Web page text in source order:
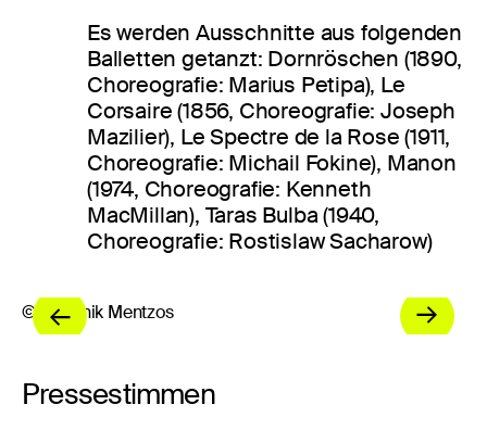
Es werden Ausschnitte aus folgenden
Balletten getanzt: Dornröschen (1890,
Choreografie: Marius Petipa), Le
Corsaire (1856, Choreografie: Joseph
Mazilier), Le Spectre de la Rose (1911,
Choreografie: Michail Fokine), Manon
(1974, Choreografie: Kenneth
MacMillan), Taras Bulba (1940,
Choreografie: Rostislaw Sacharow)
© Dominik Mentzos
Pressestimmen